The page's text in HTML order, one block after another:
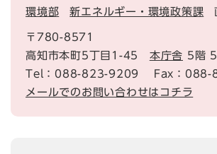
環境部 新エネルギー・環境政策課
〒780-8571
高知市本町5丁目1-45 本庁舎 5階
Tel：088-823-9209
Fax：088-
メールでのお問い合わせはコチラ